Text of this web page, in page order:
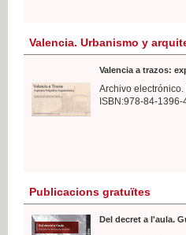
Valencia. Urbanismo y
Valencia a trazos:
Archivo
ISBN:978-84-1396-
Publicacions gratuïtes
Del decret a l'aula.